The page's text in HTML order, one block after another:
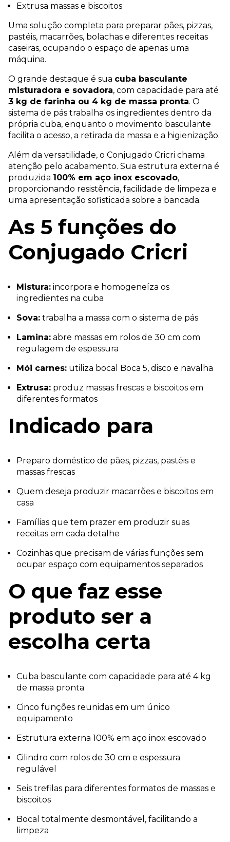
Extrusa massas e biscoitos
Uma solução completa para preparar pães, pizzas,
pastéis, macarrões, bolachas e diferentes receitas
caseiras, ocupando o espaço de apenas uma
máquina.
O grande destaque é sua cuba basculante
misturadora e sovadora, com capacidade para até
3 kg de farinha ou 4 kg de massa pronta. O
sistema de pás trabalha os ingredientes dentro da
própria cuba, enquanto o movimento basculante
facilita o acesso, a retirada da massa e a higienização.
Além da versatilidade, o Conjugado Cricri chama
atenção pelo acabamento. Sua estrutura externa é
produzida 100% em aço inox escovado,
proporcionando resistência, facilidade de limpeza e
uma apresentação sofisticada sobre a bancada.
As 5 funções do
Conjugado Cricri
Mistura: incorpora e homogeneíza os
ingredientes na cuba
Sova: trabalha a massa com o sistema de pás
Lamina: abre massas em rolos de 30 cm com
regulagem de espessura
Mói carnes: utiliza bocal Boca 5, disco e navalha
Extrusa: produz massas frescas e biscoitos em
diferentes formatos
Indicado para
Preparo doméstico de pães, pizzas, pastéis e
massas frescas
Quem deseja produzir macarrões e biscoitos em
casa
Famílias que tem prazer em produzir suas
receitas em cada detalhe
Cozinhas que precisam de várias funções sem
ocupar espaço com equipamentos separados
O que faz esse
produto ser a
escolha certa
Cuba basculante com capacidade para até 4 kg
de massa pronta
Cinco funções reunidas em um único
equipamento
Estrutura externa 100% em aço inox escovado
Cilindro com rolos de 30 cm e espessura
regulável
Seis trefilas para diferentes formatos de massas e
biscoitos
Bocal totalmente desmontável, facilitando a
limpeza